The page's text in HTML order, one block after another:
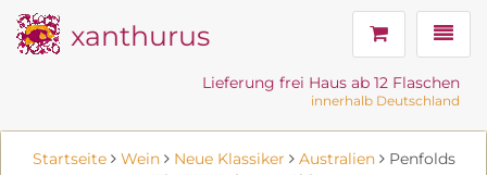
xanthurus
Lieferung frei Haus ab 12 Flaschen
innerhalb Deutschland
Startseite Wein Neue Klassiker Australien Penfolds